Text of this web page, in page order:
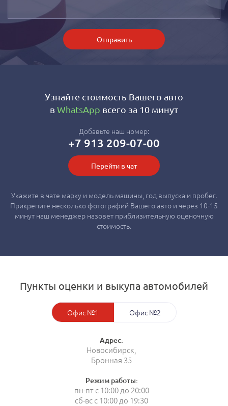
Отправить
Узнайте стоимость Вашего авто
в WhatsApp всего за 10 минут
Добавьте наш номер:
+7 913 209-07-00
Перейти в чат
Укажите в чате марку и модель машины, год выпуска и пробег.
Прикрепите несколько фотографий Вашего авто и через 10-15
минут наш менеджер назовет приблизительную оценочную
стоимость.
Пункты оценки и выкупа автомобилей
Офис №1 Офис №2
Адрес:
Новосибирск,
Бронная 35
Режим работы:
пн-пт с 10:00 до 20:00
сб-вс с 10:00 до 19:30